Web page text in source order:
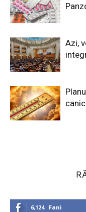
Azi,
6,124 Fani